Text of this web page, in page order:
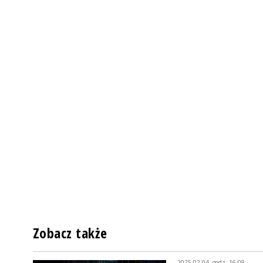
Zobacz także